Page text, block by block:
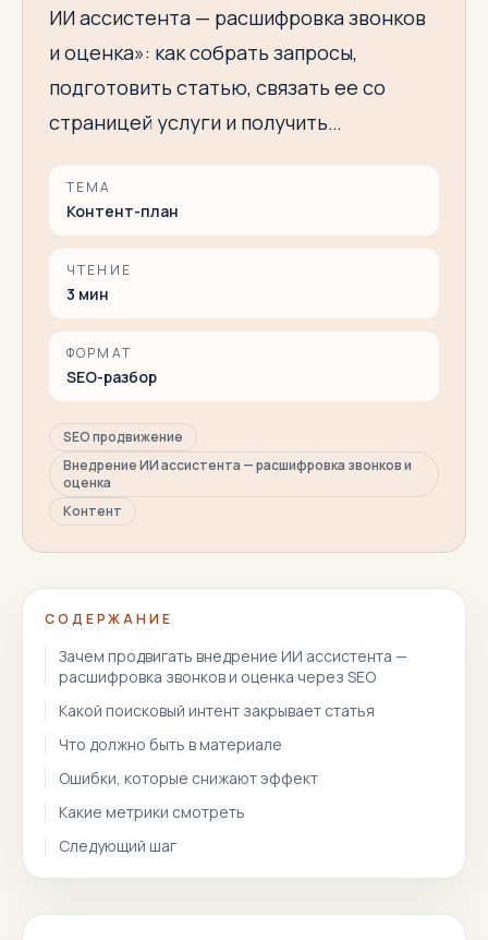
ИИ ассистента — расшифровка звонков
и оценка»: как собрать запросы,
подготовить статью, связать ее со
страницей услуги и получить…
ТЕМА
Контент-план
ЧТЕНИЕ
3 мин
ФОРМАТ
SEO-разбор
SEO продвижение
Внедрение ИИ ассистента — расшифровка звонков и
оценка
Контент
СОДЕРЖАНИЕ
Зачем продвигать внедрение ИИ ассистента —
расшифровка звонков и оценка через SEO
Какой поисковый интент закрывает статья
Что должно быть в материале
Ошибки, которые снижают эффект
Какие метрики смотреть
Следующий шаг